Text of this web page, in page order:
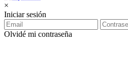
×
Iniciar sesión
Olvidé mi contraseña